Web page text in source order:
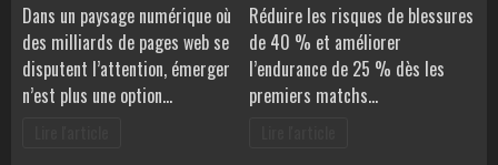
Dans un paysage numérique où
des milliards de pages web se
disputent l’attention, émerger
n’est plus une option…
Réduire les risques de blessures
de 40 % et améliorer
l’endurance de 25 % dès les
premiers matchs…